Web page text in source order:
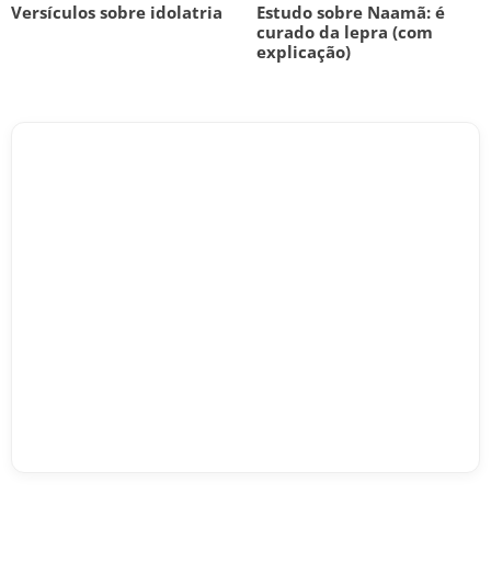
Versículos sobre idolatria
Estudo sobre Naamã: é
curado da lepra (com
explicação)